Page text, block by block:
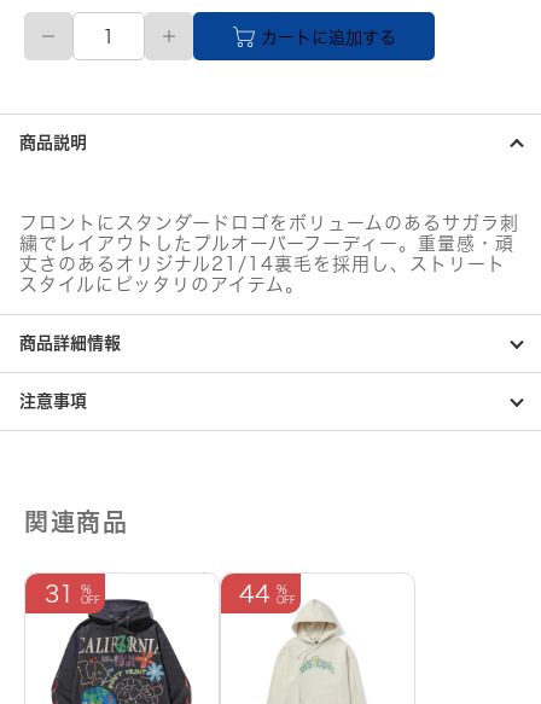
XL
イ
X-
LARGE
メ
STANDARD
LOGO
HOODEDSWEATSHIRT
101233012007
カートに追加する
商品説明
フロントにスタンダードロゴをボリュームのあるサガラ刺
繍でレイアウトしたプルオーバーフーディー。重量感・頑
丈さのあるオリジナル21/14裏毛を採用し、ストリート
スタイルにピッタリのアイテム。
商品詳細情報
注意事項
関連商品
31 44